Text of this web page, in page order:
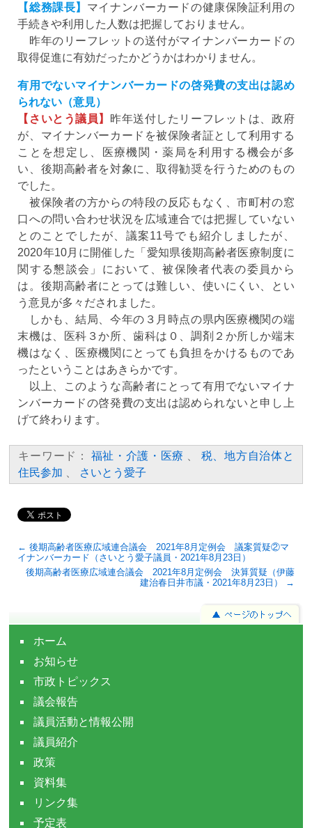
【総務課長】 マイナンバーカードの健康保険証利用の
手続きや利用した人数は把握しておりません。
昨年のリーフレットの送付がマイナンバーカードの
取得促進に有効だったかどうかはわかりません。
有用でないマイナンバーカードの啓発費の支出は認め
られない（意見）
【さいとう議員】 昨年送付したリーフレットは、政府
が、マイナンバーカードを被保険者証として利用する
ことを想定し、医療機関・薬局を利用する機会が多
い、後期高齢者を対象に、取得勧奨を行うためのもの
でした。
被保険者の方からの特段の反応もなく、市町村の窓
口への問い合わせ状況を広域連合では把握していない
とのことでしたが、議案11号でも紹介しましたが、
2020年10月に開催した「愛知県後期高齢者医療制度に
関する懇談会」において、被保険者代表の委員から
は。後期高齢者にとっては難しい、使いにくい、とい
う意見が多々だされました。
しかも、結局、今年の３月時点の県内医療機関の端
末機は、医科３か所、歯科は０、調剤２か所しか端末
機はなく、医療機関にとっても負担をかけるものであ
ったということはあきらかです。
以上、このような高齢者にとって有用でないマイナ
ンバーカードの啓発費の支出は認められないと申し上
げて終わります。
キーワード： 福祉・介護・医療
税、地方自治体と
住民参加
さいとう愛子
← 後期高齢者医療広域連合議会 2021年8月定例会 議案質疑②マ
イナンバーカード（さいとう愛子議員・2021年8月23日）
後期高齢者医療広域連合議会 2021年8月定例会 決算質疑（伊藤
建治春日井市議・2021年8月23日） →
ホーム
お知らせ
市政トピックス
議会報告
議員活動と情報公開
議員紹介
政策
資料集
リンク集
予定表